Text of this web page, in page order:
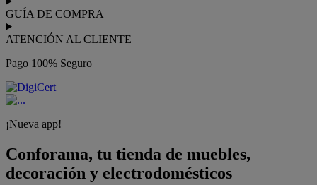
GUÍA DE COMPRA
ATENCIÓN AL CLIENTE
Pago 100% Seguro
¡Nueva app!
Conforama, tu tienda de muebles,
decoración y electrodomésticos